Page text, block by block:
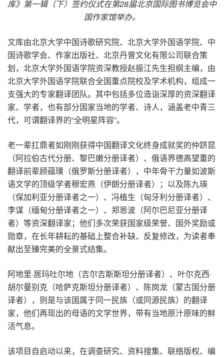
库》第一辑（下）签约仪式在第28届北京国际图书博览会中
国作家馆举办。
文库由北京大学中国诗歌研究院、北京大学外国语学院、中
国诗歌学会、作家出版社、北京丹曾文化有限公司联合策
划，北京大学外国语学院资深教授赵振江先生担纲主编，由
北京大学外国语学院联合全国重点院校及学术机构，组成一
支强大的专家翻译团队。其中包括多位造诣深厚的资深翻译
家、学者，也有部分国家当地的学者、诗人，涵盖老中青三
代，可谓翻译界的“全明星阵容”。
老一辈扛鼎者如刚刚获得中国翻译文化终身成就奖的仲跻昆
（阿拉伯古代分册、黎巴嫩分册译者）、俄语界德高望重的
翻译前辈顾蕴璞（俄罗斯分册译者），中年骨干力量如波斯
语文学的顶级学者穆宏燕（伊朗分册译者）；以及陈九瑛
（保加利亚分册译者之一）、冯植生（匈牙利分册译者）、
李谋（缅甸分册译者之一）、郑恩波（阿尔巴尼亚分册译
者）等资深翻译家；他们多次荣获国家级荣誉、国外奖励或
勋章，在长年耕耘的基础上整合补缺、反复修改，为读者奉
献出至臻完美的全景式结集。
阿地里·居玛吐尔地（吉尔吉斯斯坦分册译者）、叶尔克西·
胡尔曼别克（哈萨克斯坦分册译者）、陈岗龙（蒙古国分册
译者），则是与该国属于同一民族（或同源民族）的翻译
家，他们再现出的母语的文学世界，带有当地原汁原味的鲜
活气息。
该项目自启动以来，在调查研究、资料搜集、联络版权、编